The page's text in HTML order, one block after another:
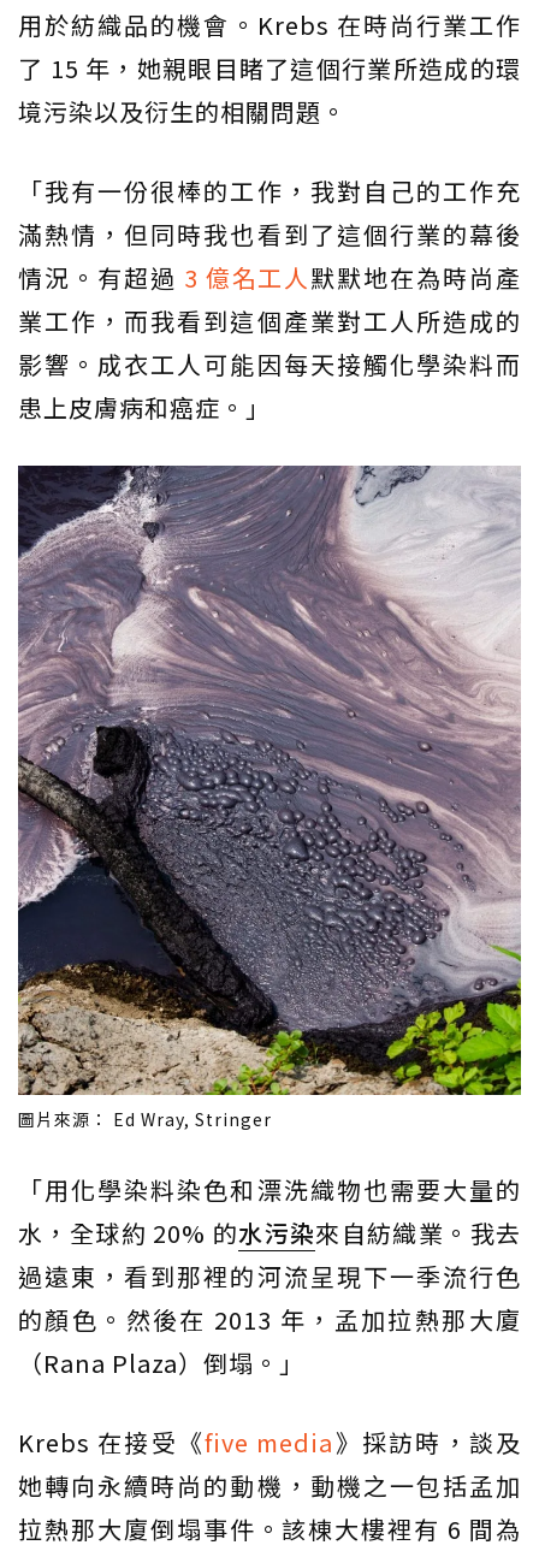
用於紡織品的機會。Krebs 在時尚行業工作
了 15 年，她親眼目睹了這個行業所造成的環
境污染以及衍生的相關問題。
「我有一份很棒的工作，我對自己的工作充
滿熱情，但同時我也看到了這個行業的幕後
情況。有超過 3 億名工人默默地在為時尚產
業工作，而我看到這個產業對工人所造成的
影響。成衣工人可能因每天接觸化學染料而
患上皮膚病和癌症。」
圖片來源： Ed Wray, Stringer
「用化學染料染色和漂洗織物也需要大量的
水，全球約 20% 的水污染來自紡織業。我去
過遠東，看到那裡的河流呈現下一季流行色
的顏色。然後在 2013 年，孟加拉熱那大廈
（Rana Plaza）倒塌。」
Krebs 在接受《five media》採訪時，談及
她轉向永續時尚的動機，動機之一包括孟加
拉熱那大廈倒塌事件。該棟大樓裡有 6 間為